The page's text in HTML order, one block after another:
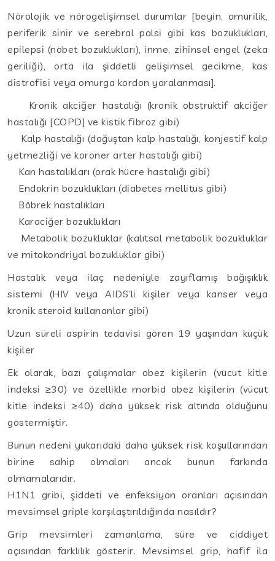
Nörolojik ve nörogelişimsel durumlar [beyin, omurilik,
periferik sinir ve serebral palsi gibi kas bozuklukları,
epilepsi (nöbet bozuklukları), inme, zihinsel engel (zeka
geriliği), orta ila şiddetli gelişimsel gecikme, kas
distrofisi veya omurga kordon yaralanması].
Kronik akciğer hastalığı (kronik obstrüktif akciğer
hastalığı [COPD] ve kistik fibroz gibi)
Kalp hastalığı (doğuştan kalp hastalığı, konjestif kalp
yetmezliği ve koroner arter hastalığı gibi)
Kan hastalıkları (orak hücre hastalığı gibi)
Endokrin bozuklukları (diabetes mellitus gibi)
Böbrek hastalıkları
Karaciğer bozuklukları
Metabolik bozukluklar (kalıtsal metabolik bozukluklar
ve mitokondriyal bozukluklar gibi)
Hastalık veya ilaç nedeniyle zayıflamış bağışıklık
sistemi (HIV veya AIDS’li kişiler veya kanser veya
kronik steroid kullananlar gibi)
Uzun süreli aspirin tedavisi gören 19 yaşından küçük
kişiler
Ek olarak, bazı çalışmalar obez kişilerin (vücut kitle
indeksi ≥30) ve özellikle morbid obez kişilerin (vücut
kitle indeksi ≥40) daha yüksek risk altında olduğunu
göstermiştir.
Bunun nedeni yukarıdaki daha yüksek risk koşullarından
birine sahip olmaları ancak bunun farkında
olmamalarıdır.
H1N1 gribi, şiddeti ve enfeksiyon oranları açısından
mevsimsel griple karşılaştırıldığında nasıldır?
Grip mevsimleri zamanlama, süre ve ciddiyet
açısından farklılık gösterir. Mevsimsel grip, hafif ila